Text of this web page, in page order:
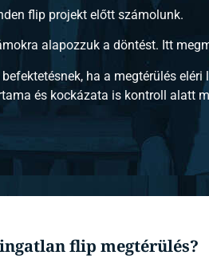
flip projekt előtt számolunk.
alapozzuk a döntést. Itt
ha a megtérülés
és kockázata is kontroll alatt
flip megtérülés?